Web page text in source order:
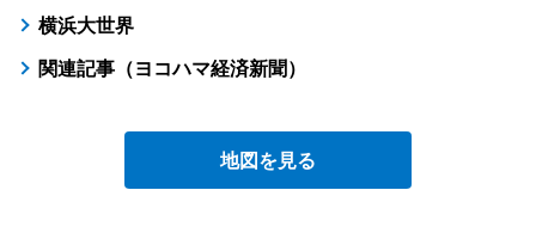
横浜大世界
関連記事（ヨコハマ経済新聞）
地図を見る